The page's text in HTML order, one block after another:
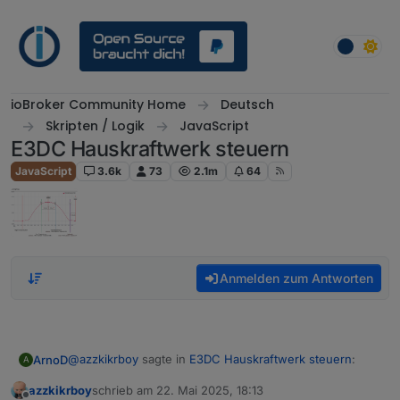
ioBroker Community Home
Deutsch
Skripten / Logik
JavaScript
E3DC Hauskraftwerk steuern
JavaScript 3.6k 73 2.1m 64
Anmelden zum Antworten
A ArnoD@azzkikrboy sagte in E3DC Hauskraftwerk steuern:
azzkikrboyschrieb am 22. Mai 2025, 18:13